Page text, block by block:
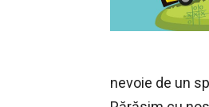
nevoie de un